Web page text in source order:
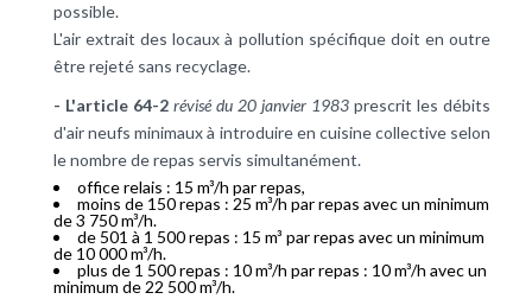
possible.
L'air extrait des locaux à pollution spécifique doit en outre
être rejeté sans recyclage.
- L'article 64-2 révisé du 20 janvier 1983 prescrit les débits
d'air neufs minimaux à introduire en cuisine collective selon
le nombre de repas servis simultanément.
office relais : 15 m³/h par repas,
moins de 150 repas : 25 m³/h par repas avec un minimum
de 3 750 m³/h.
de 501 à 1 500 repas : 15 m³ par repas avec un minimum
de 10 000 m³/h.
plus de 1 500 repas : 10 m³/h par repas : 10 m³/h avec un
minimum de 22 500 m³/h.